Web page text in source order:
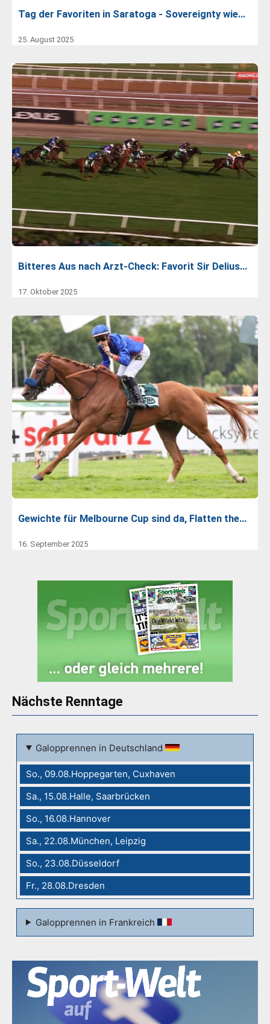
Tag der Favoriten in Saratoga - Sovereignty wie…
25. August 2025
Bitteres Aus nach Arzt-Check: Favorit Sir Delius…
17. Oktober 2025
Gewichte für Melbourne Cup sind da, Flatten the…
16. September 2025
Nächste Renntage
Galopprennen in Deutschland
So., 09.08.Hoppegarten, Cuxhaven
Sa., 15.08.Halle, Saarbrücken
So., 16.08.Hannover
Sa., 22.08.München, Leipzig
So., 23.08.Düsseldorf
Fr., 28.08.Dresden
Galopprennen in Frankreich